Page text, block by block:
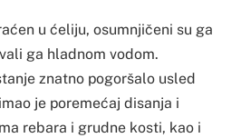
u ćeliju, osumnjičeni su ga
ga hladnom vodom.
znatno pogoršalo usled
je poremećaj disanja i
rebara i grudne kosti, kao i